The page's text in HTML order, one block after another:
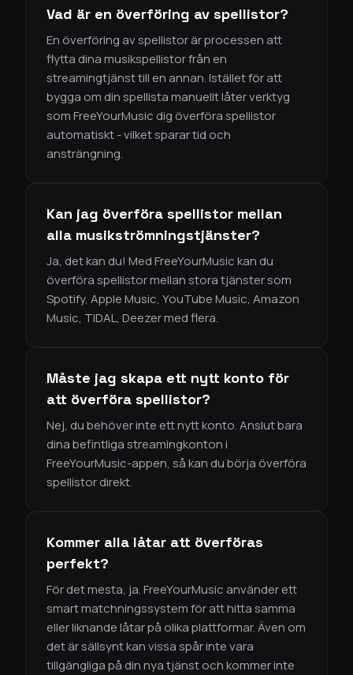
Vad är en överföring av spellistor?
En överföring av spellistor är processen att
flytta dina musikspellistor från en
streamingtjänst till en annan. Istället för att
bygga om din spellista manuellt låter verktyg
som FreeYourMusic dig överföra spellistor
automatiskt - vilket sparar tid och
ansträngning.
Kan jag överföra spellistor mellan
alla musikströmningstjänster?
Ja, det kan du! Med FreeYourMusic kan du
överföra spellistor mellan stora tjänster som
Spotify, Apple Music, YouTube Music, Amazon
Music, TIDAL, Deezer med flera.
Måste jag skapa ett nytt konto för
att överföra spellistor?
Nej, du behöver inte ett nytt konto. Anslut bara
dina befintliga streamingkonton i
FreeYourMusic-appen, så kan du börja överföra
spellistor direkt.
Kommer alla låtar att överföras
perfekt?
För det mesta, ja. FreeYourMusic använder ett
smart matchningssystem för att hitta samma
eller liknande låtar på olika plattformar. Även om
det är sällsynt kan vissa spår inte vara
tillgängliga på din nya tjänst och kommer inte